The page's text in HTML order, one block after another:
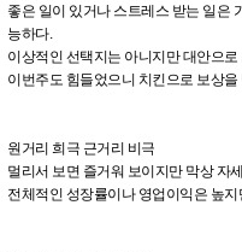
좋은 일이 있거나 스트레스 받는 일은
능하다.
이상적인 선택지는 아니지만 대안으로
이번주도 힘들었으니 치킨으로 보상을
원거리 희극 근거리 비극
멀리서 보면 즐거워 보이지만 막상 자
전체적인 성장률이나 영업이익은 높